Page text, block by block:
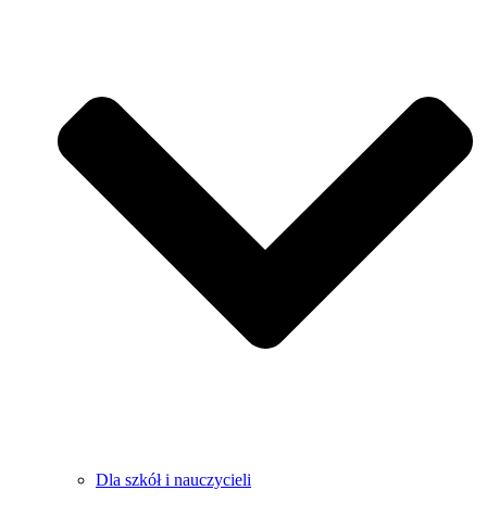
Dla szkół i nauczycieli